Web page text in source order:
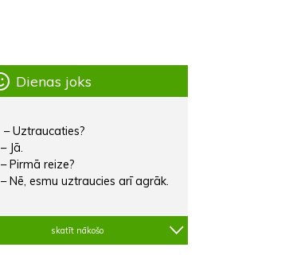
Dienas joks
– Uztraucaties?
– Jā.
– Pirmā reize?
– Nē, esmu uztraucies arī agrāk.
skatīt nākošo